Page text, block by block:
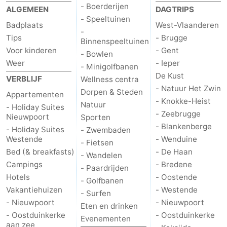
ALGEMEEN
Badplaats
Tips
Voor kinderen
Weer
VERBLIJF
Appartementen
- Holiday Suites
Nieuwpoort
- Holiday Suites
Westende
Bed (& breakfasts)
Campings
Hotels
Vakantiehuizen
- Nieuwpoort
- Oostduinkerke
aan zee
- Boerderijen
- Speeltuinen
-
Binnenspeeltuinen
- Bowlen
- Minigolfbanen
Wellness centra
Dorpen & Steden
Natuur
Sporten
- Zwembaden
- Fietsen
- Wandelen
- Paardrijden
- Golfbanen
- Surfen
Eten en drinken
Evenementen
DAGTRIPS
West-Vlaanderen
- Brugge
- Gent
- Ieper
De Kust
- Natuur Het Zwin
- Knokke-Heist
- Zeebrugge
- Blankenberge
- Wenduine
- De Haan
- Bredene
- Oostende
- Westende
- Nieuwpoort
- Oostduinkerke